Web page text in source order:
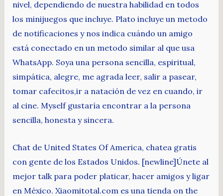
nivel, dependiendo de nuestra habilidad en todos
los minijuegos que incluye. Plato incluye un metodo
de notificaciones y nos indica cuándo un amigo
está conectado en un metodo similar al que usa
WhatsApp. Soya una persona sencilla, espiritual,
simpática, alegre, me agrada leer, salir a pasear,
tomar cafecitos,ir a natación de vez en cuando, ir
al cine. Myself gustaría encontrar a la persona
sencilla, honesta y sincera.
Chat de United States Of America, chatea gratis
con gente de los Estados Unidos. [newline]Únete al
mejor talk para poder platicar, hacer amigos y ligar
en México. Xiaomitotal.com es una tienda on the